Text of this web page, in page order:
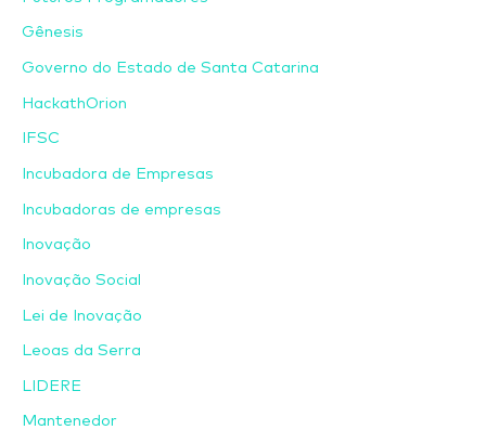
Gênesis
Governo do Estado de Santa Catarina
HackathOrion
IFSC
Incubadora de Empresas
Incubadoras de empresas
Inovação
Inovação Social
Lei de Inovação
Leoas da Serra
LIDERE
Mantenedor